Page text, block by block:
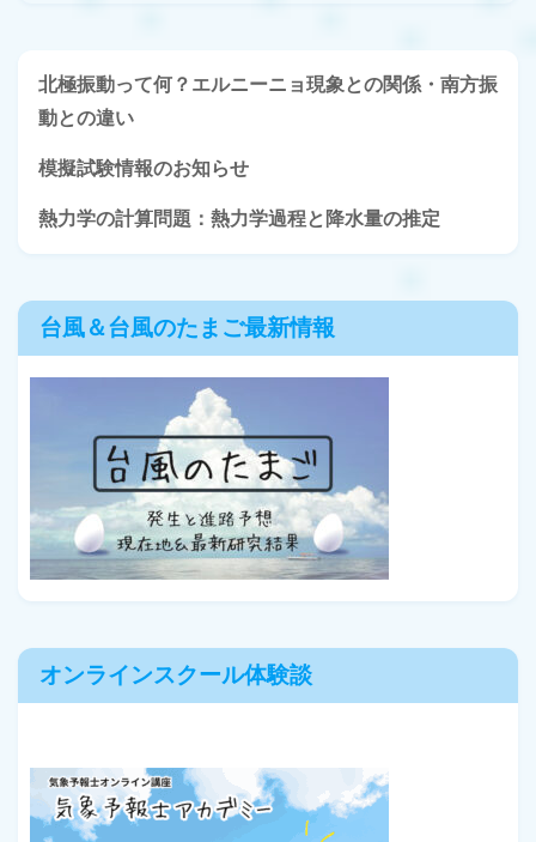
北極振動って何？エルニーニョ現象との関係・南方振
動との違い
模擬試験情報のお知らせ
熱力学の計算問題：熱力学過程と降水量の推定
台風＆台風のたまご最新情報
オンラインスクール体験談